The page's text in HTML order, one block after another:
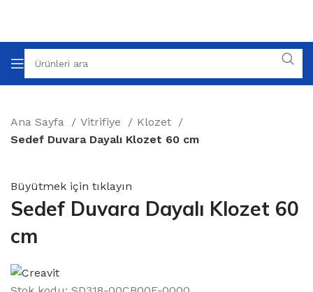
Ana Sayfa Vitrifiye
Klozet
Sedef Duvara Dayalı Klozet 60 cm
Büyütmek için tıklayın
Sedef Duvara Dayalı Klozet 60
cm